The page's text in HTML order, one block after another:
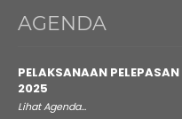
AGENDA
PELAKSANAAN
2025
Lihat Agenda...